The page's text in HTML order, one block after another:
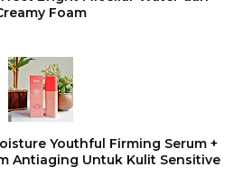
Foam
Youthful Firming Serum +
Antiaging Untuk Kulit Sensitive